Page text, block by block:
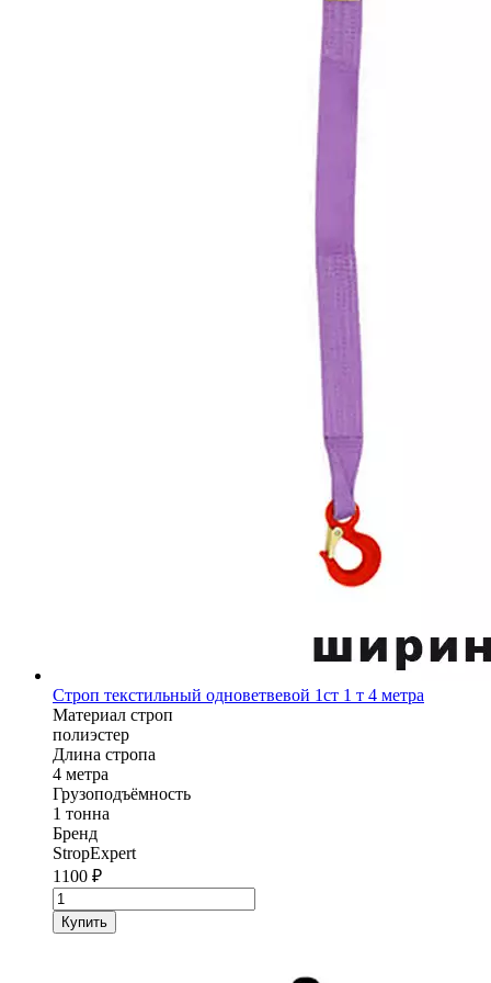
Строп текстильный одноветвевой 1ст 1 т 4 метра
Материал строп
полиэстер
Длина стропа
4 метра
Грузоподъёмность
1 тонна
Бренд
StropExpert
1100 ₽
Количество
товара
Строп
Купить